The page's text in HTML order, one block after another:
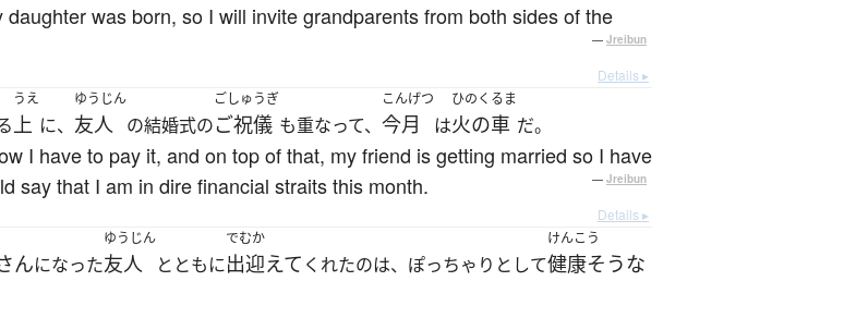
was born, so I will invite grandparents from both sides of the
— Jreibun
Details ▸
うえ
上 に、
ゆうじん
友人 の結婚式の
ごしゅうぎ
ご祝儀 も重なって、
こんげつ
今月 は
ひのくるま
火の車 だ。
I have to pay it, and on top of that, my friend is getting married so I have
say that I am in dire financial straits this month.
— Jreibun
Details ▸
んになった
ゆうじん
友人 とともに
でむか
出迎えて くれたのは、ぽっちゃりとして
けんこう
健康そうな